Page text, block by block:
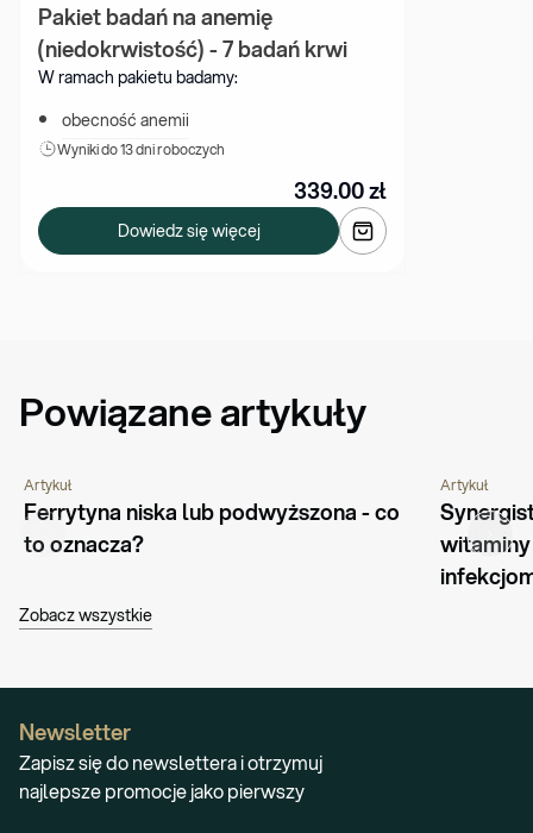
Pakiet badań na anemię
(niedokrwistość) - 7 badań krwi
W ramach pakietu badamy:
obecność anemii
Wyniki do 13 dni roboczych
339.00zł
Dowiedz się więcej
Powiązane artykuły
CHOROBY I SCHORZENIA
Artykuł
Ferrytyna niska lub podwyższona - co
to oznacza?
Artykuł
Zobacz wszystkie
Newsletter
Zapisz się do newslettera i otrzymuj
najlepsze promocje jako pierwszy